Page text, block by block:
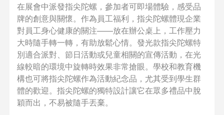
在展會中派發指尖陀螺，參加者可即場體驗，感受品
牌的創意與關懷。作為員工福利，指尖陀螺體現企業
對員工身心健康的關注——放在辦公桌上，工作壓力
大時隨手轉一轉，有助放鬆心情。發光款指尖陀螺特
別適合派對、節日活動或兒童相關的宣傳活動，在光
線較暗的環境中旋轉時效果非常搶眼。學校和教育機
構也可將指尖陀螺作為活動紀念品，尤其受到學生群
體的歡迎。指尖陀螺的獨特設計讓它在眾多禮品中脫
穎而出，不易被隨手丟棄。